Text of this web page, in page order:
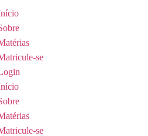
se
se